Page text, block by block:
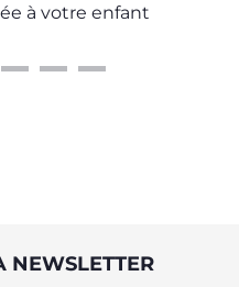
à votre enfant
NEWSLETTER